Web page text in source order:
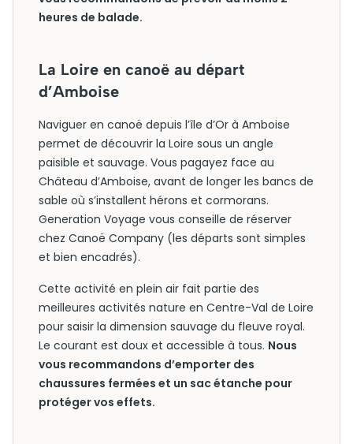
heures de balade.
La Loire en canoë au départ
d’Amboise
Naviguer en canoë depuis l’île d’Or à Amboise
permet de découvrir la Loire sous un angle
paisible et sauvage. Vous pagayez face au
Château d’Amboise, avant de longer les bancs de
sable où s’installent hérons et cormorans.
Generation Voyage vous conseille de réserver
chez Canoë Company (les départs sont simples
et bien encadrés).
Cette activité en plein air fait partie des
meilleures activités nature en Centre-Val de Loire
pour saisir la dimension sauvage du fleuve royal.
Le courant est doux et accessible à tous. Nous
vous recommandons d’emporter des
chaussures fermées et un sac étanche pour
protéger vos effets.